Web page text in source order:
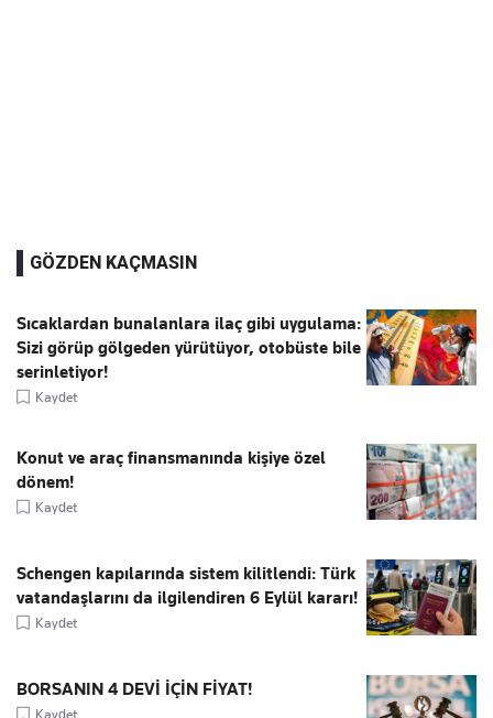
GÖZDEN KAÇMASIN
Sıcaklardan bunalanlara ilaç gibi uygulama:
Sizi görüp gölgeden yürütüyor, otobüste bile
serinletiyor!
Kaydet
Konut ve araç finansmanında kişiye özel
dönem!
Kaydet
Schengen kapılarında sistem kilitlendi: Türk
vatandaşlarını da ilgilendiren 6 Eylül kararı!
Kaydet
BORSANIN 4 DEVİ İÇİN FİYAT!
Kaydet